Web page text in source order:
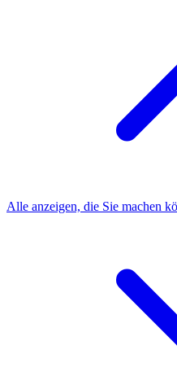
Alle anzeigen, die Sie machen